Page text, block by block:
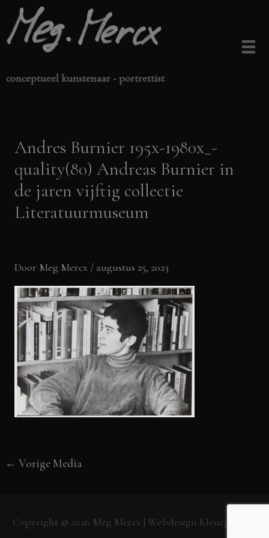
naar
de
conceptueel kunstenaar - portrettist
Andres Burnier 195x-1980x_-
quality(80) Andreas Burnier in
de jaren vijftig collectie
Literatuurmuseum
Door Meg Mercx / augustus 25, 2023
← Vorige Media
Copyright © 2026 Meg Mercx | Webdesign Kleurpunt.nl